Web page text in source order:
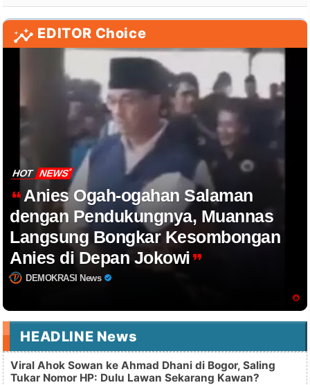
EDITOR Choice
HOT NEWS
Anies Ogah-ogahan Salaman
dengan Pendukungnya, Muannas
Langsung Bongkar Kesombongan
Anies di Depan Jokowi
DEMOKRASI News
HEADLINE News
Viral Ahok Sowan ke Ahmad Dhani di Bogor, Saling
Tukar Nomor HP: Dulu Lawan Sekarang Kawan?